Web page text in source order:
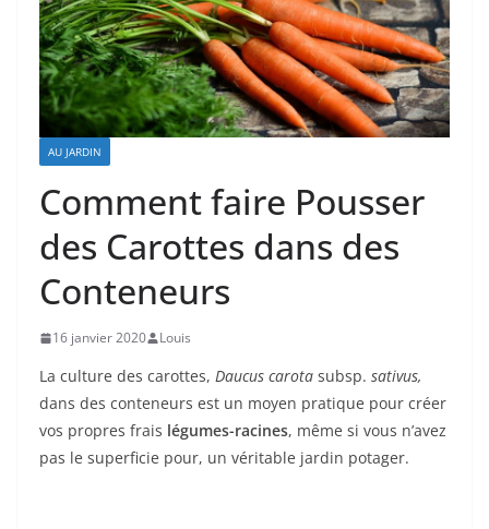
AU JARDIN
Comment faire Pousser
des Carottes dans des
Conteneurs
16 janvier 2020 Louis
La culture des carottes, Daucus carota subsp. sativus,
dans des conteneurs est un moyen pratique pour créer
vos propres frais légumes-racines, même si vous n’avez
pas le superficie pour, un véritable jardin potager.